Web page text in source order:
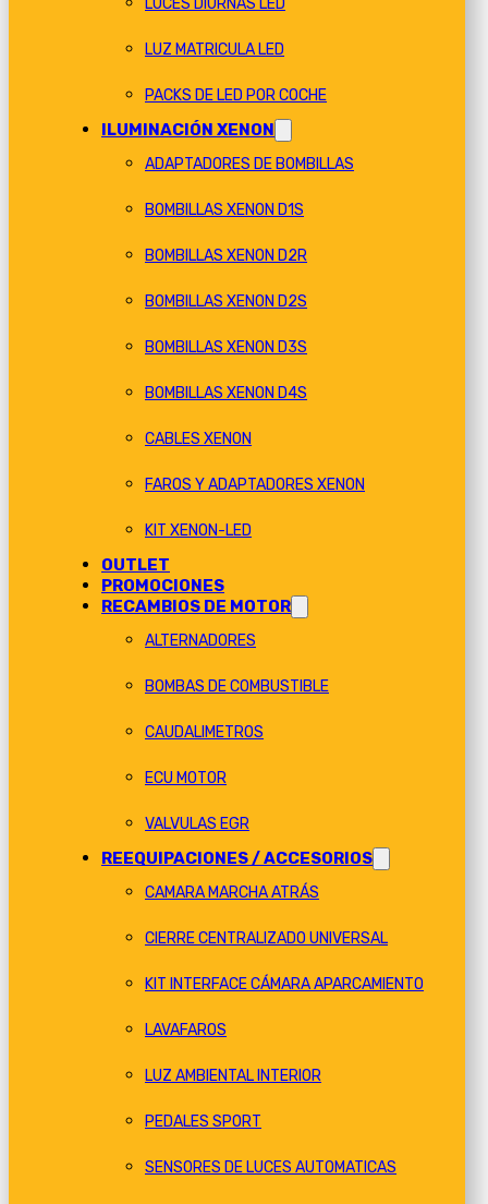
LUZ MATRICULA LED
PACKS DE LED POR COCHE
ILUMINACIÓN XENON
ADAPTADORES DE BOMBILLAS
BOMBILLAS XENON D1S
BOMBILLAS XENON D2R
BOMBILLAS XENON D2S
BOMBILLAS XENON D3S
BOMBILLAS XENON D4S
CABLES XENON
FAROS Y ADAPTADORES XENON
KIT XENON-LED
OUTLET
PROMOCIONES
RECAMBIOS DE MOTOR
ALTERNADORES
BOMBAS DE COMBUSTIBLE
CAUDALIMETROS
ECU MOTOR
VALVULAS EGR
REEQUIPACIONES / ACCESORIOS
CAMARA MARCHA ATRÁS
CIERRE CENTRALIZADO UNIVERSAL
KIT INTERFACE CÁMARA APARCAMIENTO
LAVAFAROS
LUZ AMBIENTAL INTERIOR
PEDALES SPORT
SENSORES DE LUCES AUTOMATICAS